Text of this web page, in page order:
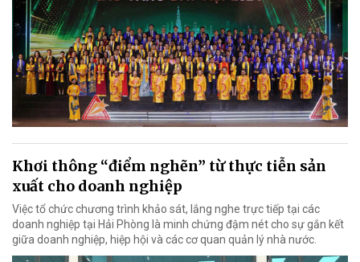
Khơi thông “điểm nghẽn” từ thực tiễn sản
xuất cho doanh nghiệp
Việc tổ chức chương trình khảo sát, lắng nghe trực tiếp tại các
doanh nghiệp tại Hải Phòng là minh chứng đậm nét cho sự gắn kết
giữa doanh nghiệp, hiệp hội và các cơ quan quản lý nhà nước.